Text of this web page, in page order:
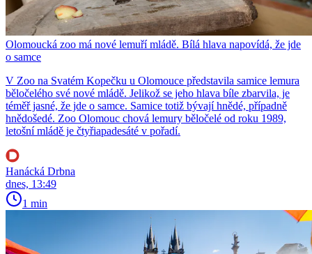
Olomoucká zoo má nové lemuří mládě. Bílá hlava napovídá, že jde
o samce
V Zoo na Svatém Kopečku u Olomouce představila samice lemura
běločelého své nové mládě. Jelikož se jeho hlava bíle zbarvila, je
téměř jasné, že jde o samce. Samice totiž bývají hnědé, případně
hnědošedé. Zoo Olomouc chová lemury běločelé od roku 1989,
letošní mládě je čtyřiapadesáté v pořadí.
Hanácká Drbna
dnes, 13:49
1 min